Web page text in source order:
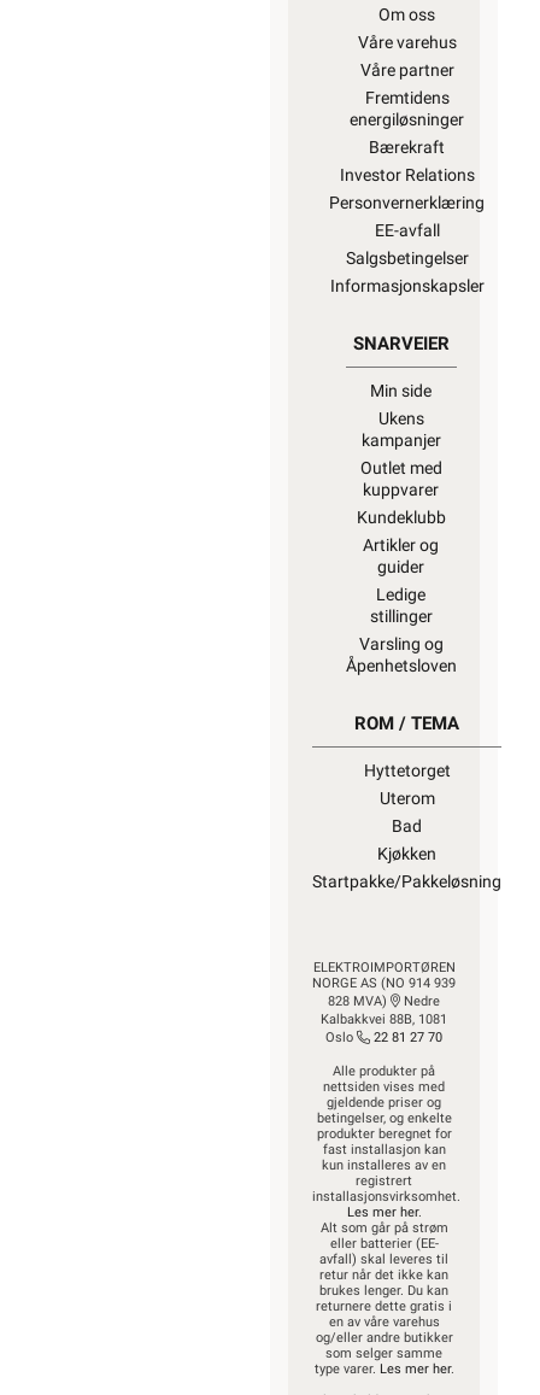
Om oss
Våre varehus
Våre partner
Fremtidens
energiløsninger
Bærekraft
Investor Relations
Personvernerklæring
EE-avfall
Salgsbetingelser
Informasjonskapsler
SNARVEIER
Min side
Ukens
kampanjer
Outlet med
kuppvarer
Kundeklubb
Artikler og
guider
Ledige
stillinger
Varsling og
Åpenhetsloven
ROM / TEMA
Hyttetorget
Uterom
Bad
Kjøkken
Startpakke/Pakkeløsning
ELEKTROIMPORTØREN
NORGE AS (NO 914 939
828 MVA)
Nedre
Kalbakkvei 88B, 1081
Oslo
22 81 27 70
Alle produkter på
nettsiden vises med
gjeldende priser og
betingelser, og enkelte
produkter beregnet for
fast installasjon kan
kun installeres av en
registrert
installasjonsvirksomhet.
Les mer her.
Alt som går på strøm
eller batterier (EE-
avfall) skal leveres til
retur når det ikke kan
brukes lenger. Du kan
returnere dette gratis i
en av våre varehus
og/eller andre butikker
som selger samme
type varer. Les mer her.